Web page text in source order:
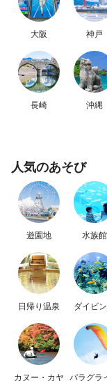
大阪 神戸
長崎 沖縄
人気のあそび
遊園地 水族館
日帰り温泉 ダイビ
カヌー・カヤ パラグラ